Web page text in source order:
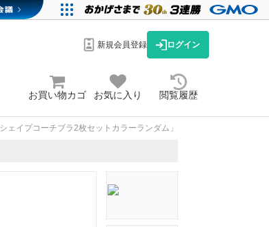
新規会員登録 ログイン
お買い物カゴ お気に入り 閲覧履歴
シェイプコーチブラ2枚セットカラーランダム」